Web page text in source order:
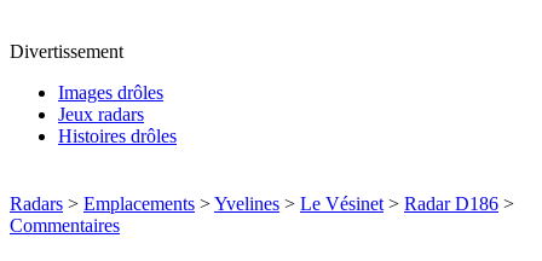
Divertissement
Images drôles
Jeux radars
Histoires drôles
Radars > Emplacements >Yvelines > Le Vésinet > Radar D186 >
Commentaires